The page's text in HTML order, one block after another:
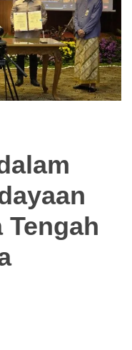
Tengah